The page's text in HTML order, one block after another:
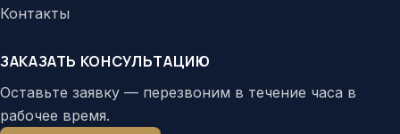
Контакты
ЗАКАЗАТЬ КОНСУЛЬТАЦИЮ
Оставьте заявку — перезвоним в течение часа в
рабочее время.